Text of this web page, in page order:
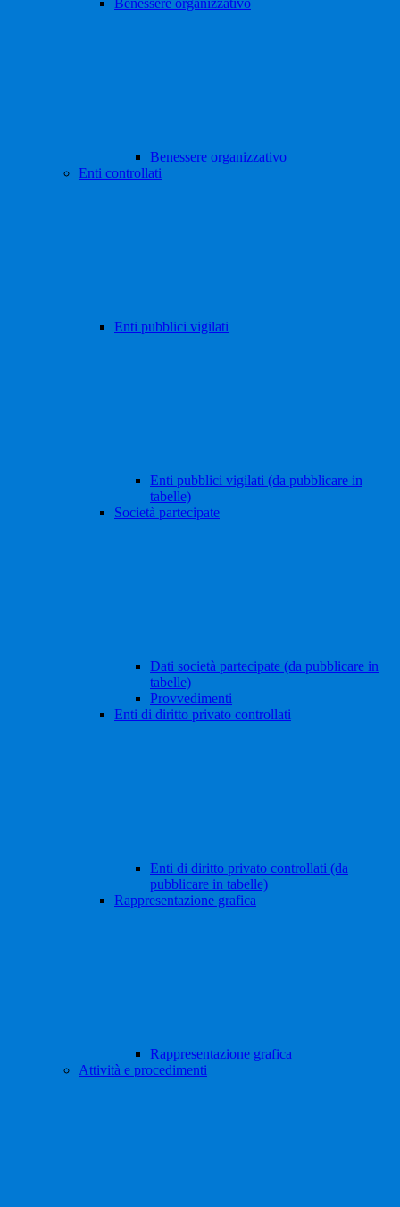
Benessere organizzativo
Benessere organizzativo
Enti controllati
Enti pubblici vigilati
Enti pubblici vigilati (da pubblicare in
tabelle)
Società partecipate
Dati società partecipate (da pubblicare in
tabelle)
Provvedimenti
Enti di diritto privato controllati
Enti di diritto privato controllati (da
pubblicare in tabelle)
Rappresentazione grafica
Rappresentazione grafica
Attività e procedimenti